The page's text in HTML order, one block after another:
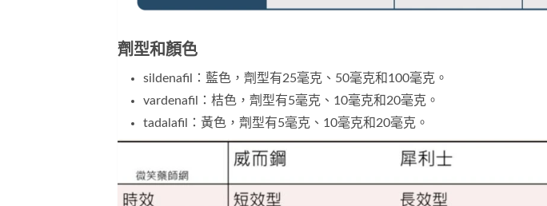
劑型和顏色
sildenafil：藍色，劑型有25毫克、50毫克和100毫克。
vardenafil：桔色，劑型有5毫克、10毫克和20毫克。
tadalafil：黃色，劑型有5毫克、10毫克和20毫克。